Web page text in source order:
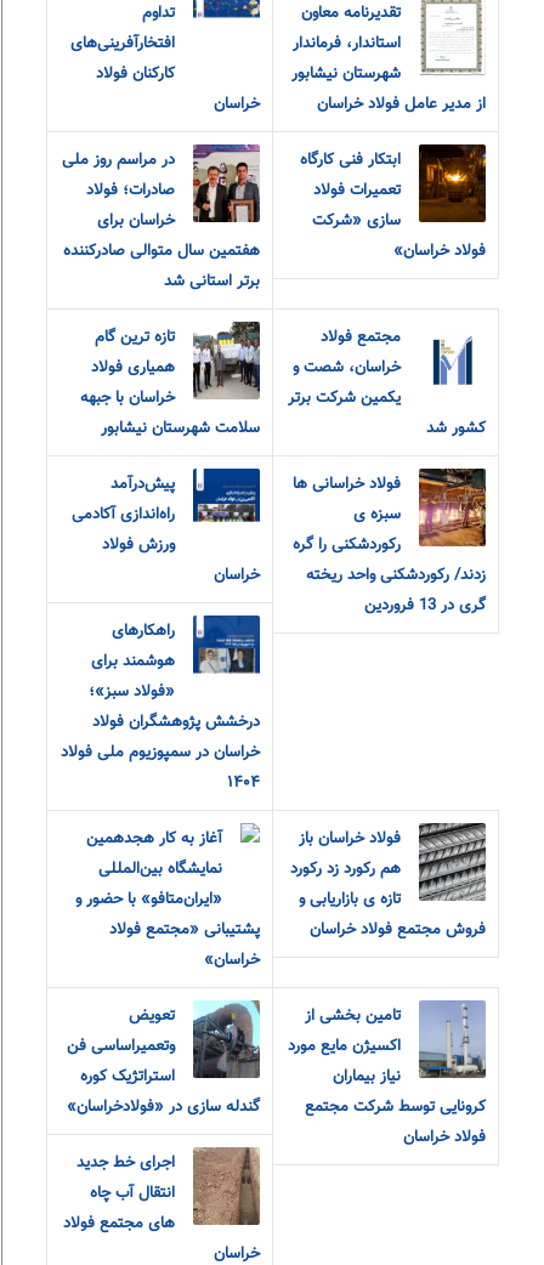
تقدیرنامه معاون
استاندار، فرماندار
شهرستان نیشابور
از مدیر عامل فولاد خراسان
تداوم
افتخارآفرینی‌های
کارکنان فولاد
خراسان
ابتکار فنی کارگاه
تعمیرات فولاد
سازی «شرکت
فولاد خراسان»
در مراسم روز ملی
صادرات؛ فولاد
خراسان برای
هفتمین سال متوالی صادرکننده
برتر استانی شد
مجتمع فولاد
خراسان، شصت و
یکمین شرکت برتر
کشور شد
تازه ترین گام
همیاری فولاد
خراسان با جبهه
سلامت شهرستان نیشابور
فولاد خراسانی ها
سبزه ی
رکوردشکنی را گره
زدند/ رکوردشکنی واحد ریخته
گری در 13 فروردین
پیش‌درآمد
راه‌اندازی آکادمی
ورزش فولاد
خراسان
راهکارهای
هوشمند برای
«فولاد سبز»؛
درخشش پژوهشگران فولاد
خراسان در سمپوزیوم ملی فولاد
۱۴۰۴
فولاد خراسان باز
هم رکورد زد رکورد
تازه ی بازاریابی و
فروش مجتمع فولاد خراسان
آغاز به کار هجدهمین
نمایشگاه بین‌المللی
«ایران‌متافو» با حضور و
پشتیبانی «مجتمع فولاد
خراسان»
تامین بخشی از
اکسیژن مایع مورد
نیاز بیماران
کرونایی توسط شرکت مجتمع
فولاد خراسان
تعویض
وتعمیراساسی فن
استراتژیک کوره
گندله سازی در «فولادخراسان»
اجرای خط جدید
انتقال آب چاه
های مجتمع فولاد
خراسان